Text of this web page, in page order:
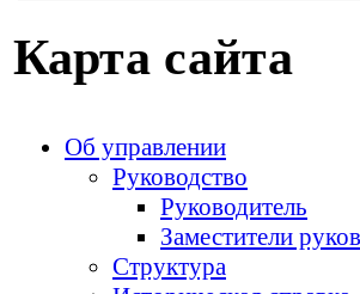
Карта сайта
Об управлении
Руководство
Руководитель
Заместители
Структура